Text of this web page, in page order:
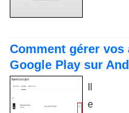
Comment gérer vos
Google Play sur
e